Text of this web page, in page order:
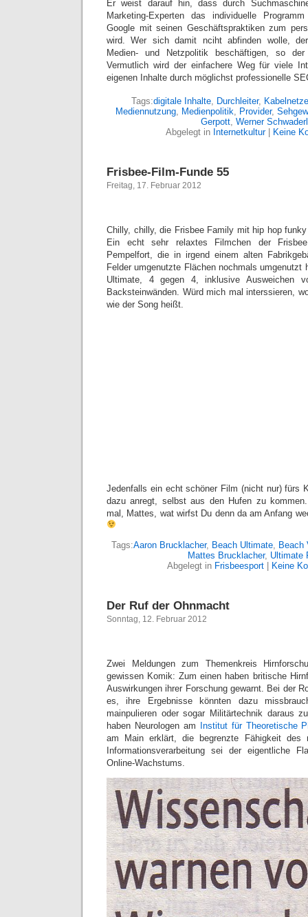
Er weist darauf hin, dass durch
Marketing-Experten das individuelle
Google mit seinen Geschäftspraktiken zum
wird. Wer sich damit nciht abfinden wolle,
Medien- und Netzpolitik beschäftigen, so
Vermutlich wird der einfachere Weg für viele
eigenen Inhalte durch möglichst professionelle
Tags:digitale Inhalte, Durchleiter, Kabelnetze
Mediennutzung, Medienpolitik, Provider,
Gerpott, Werner
Abgelegt in Internetkultur| Keine
Frisbee-Film-Funde 55
Freitag, 17. Februar 2012
Chilly, chilly, die Frisbee Family mit hip hop
Ein echt sehr relaxtes Filmchen der
Pempelfort, die in irgend einem alten
Felder umgenutzte Flächen nochmals umgenutzt
Ultimate, 4 gegen 4, inklusive Ausweichen
Backsteinwänden. Würd mich mal interssieren,
wie der Song heißt.
Jedenfalls ein echt schöner Film (nicht nur) fürs
dazu anregt, selbst aus den Hufen zu
mal, Mattes, wat wirfst Du denn da am Anfang
Tags:Aaron Brucklacher, Beach Ultimate, Beach
Mattes Brucklacher, Ultimate
Abgelegt in Frisbeesport Keine
Der Ruf der Ohnmacht
Sonntag, 12. Februar 2012
Zwei Meldungen zum Themenkreis
gewissen Komik: Zum einen haben britische
Auswirkungen ihrer Forschung gewarnt. Bei der
es, ihre Ergebnisse könnten dazu
mainpulieren oder sogar Militärtechnik daraus
haben Neurologen am
Institut für Theoretische
am Main erklärt, die begrenzte Fähigkeit des
Informationsverarbeitung sei der eigentliche
Online-Wachstums.